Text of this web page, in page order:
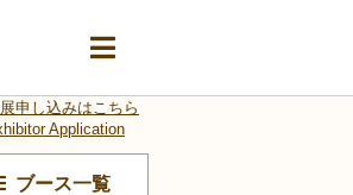
ブース一覧
申し込みはこちら
Application